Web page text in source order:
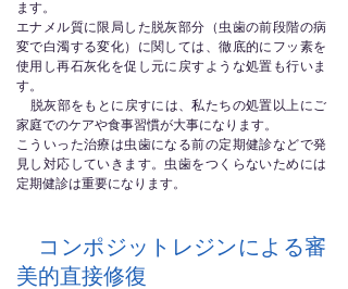
ます。
エナメル質に限局した脱灰部分（虫歯の前段階の病
変で白濁する変化）に関しては、徹底的にフッ素を
使用し再石灰化を促し元に戻すような処置も行いま
す。
​ 脱灰部をもとに戻すには、私たちの処置以上にご
家庭でのケアや食事習慣が大事になります。
こういった治療は虫歯になる前の定期健診などで発
見し対応していきます。虫歯をつくらないためには
定期健診は重要になります。
コンポジットレジンによる審
美的直接修復